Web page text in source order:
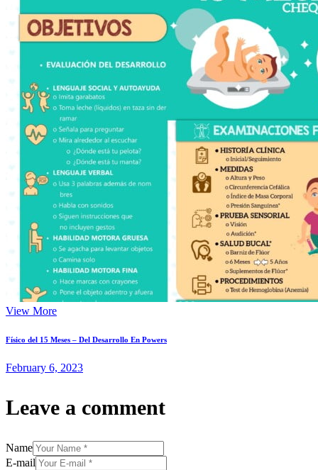
View More
Físico del 15 Meses – Del Desarrollo En Powers
February 6, 2023
Leave a comment
Name
E-mail